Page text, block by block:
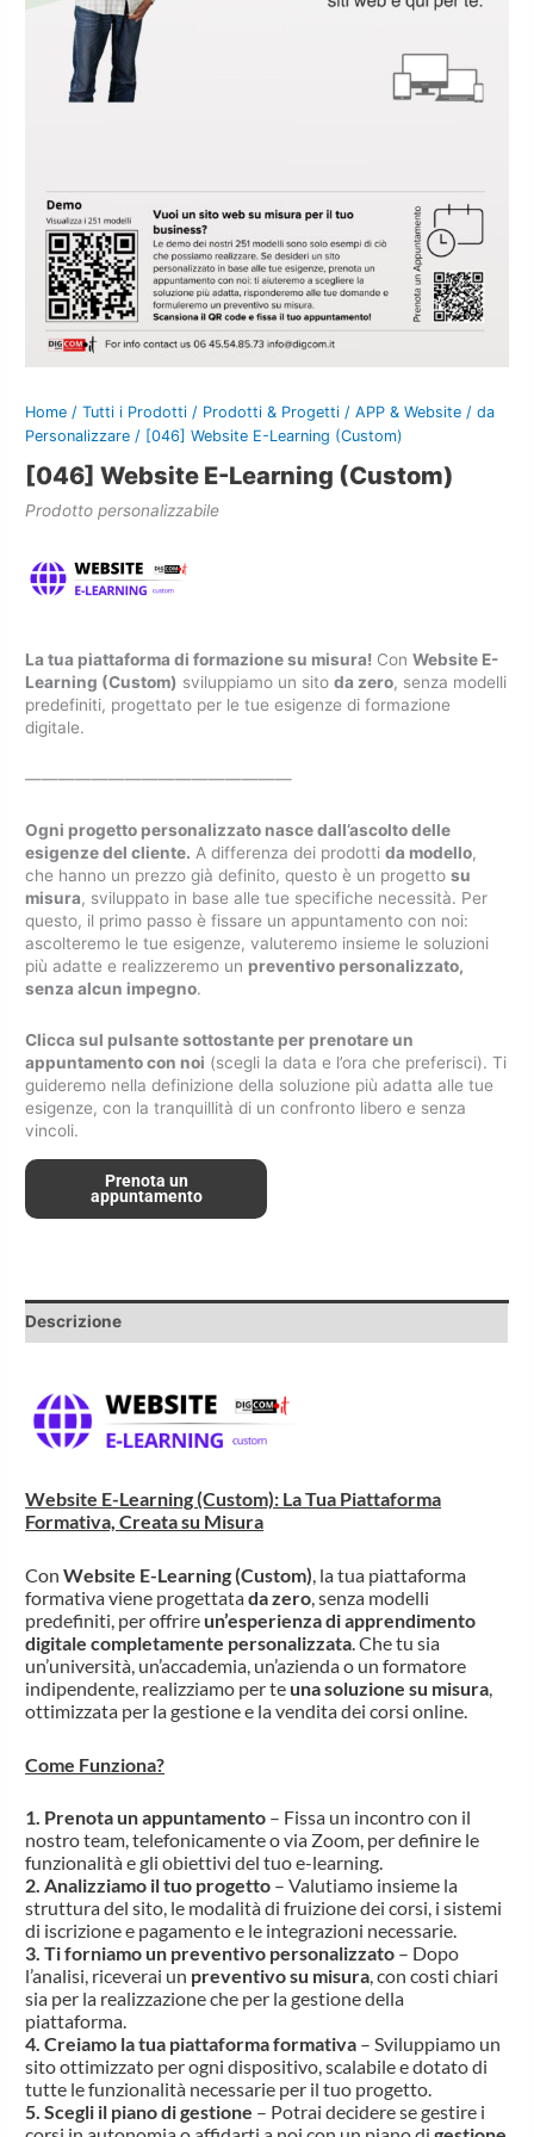
Home /Tutti i Prodotti / Prodotti & Progetti /APP & Website /da
Personalizzare / [046] Website E-Learning (Custom)
[046] Website E-Learning (Custom)
Prodotto personalizzabile
La tua piattaforma di formazione su misura! ConWebsite E-
Learning (Custom) sviluppiamo un sitoda zero, senza modelli
predefiniti, progettato per le tue esigenze di formazione
digitale.
————————————————
Ogni progetto personalizzato nasce dall’ascolto delle
esigenze del cliente. A differenza dei prodottida modello,
che hanno un prezzo già definito, questo è un progettosu
misura, sviluppato in base alle tue specifiche necessità. Per
questo, il primo passo è fissare un appuntamento con noi:
ascolteremo le tue esigenze, valuteremo insieme le soluzioni
più adatte e realizzeremo un preventivo personalizzato,
senza alcun impegno.
Clicca sul pulsante sottostante per prenotare un
appuntamento con noi (scegli la data e l’ora che preferisci). Ti
guideremo nella definizione della soluzione più adatta alle tue
esigenze, con la tranquillità di un confronto libero e senza
vincoli.
Prenota un
appuntamento
Descrizione
Website E-Learning (Custom): La Tua Piattaforma
Formativa, Creata su Misura
ConWebsite E-Learning (Custom), la tua piattaforma
formativa viene progettatada zero, senza modelli
predefiniti, per offrire un’esperienza di apprendimento
digitale completamente personalizzata. Che tu sia
un’università, un’accademia, un’azienda o un formatore
indipendente, realizziamo per te una soluzione su misura,
ottimizzata per la gestione e la vendita dei corsi online.
Come Funziona?
1. Prenota un appuntamento – Fissa un incontro con il
nostro team, telefonicamente o via Zoom, per definire le
funzionalità e gli obiettivi del tuo e-learning.
2. Analizziamo il tuo progetto – Valutiamo insieme la
struttura del sito, le modalità di fruizione dei corsi, i sistemi
di iscrizione e pagamento e le integrazioni necessarie.
3. Ti forniamo un preventivo personalizzato – Dopo
l’analisi, riceverai un preventivo su misura, con costi chiari
sia per la realizzazione che per la gestione della
piattaforma.
4. Creiamo la tua piattaforma formativa – Sviluppiamo un
sito ottimizzato per ogni dispositivo, scalabile e dotato di
tutte le funzionalità necessarie per il tuo progetto.
5. Scegli il piano di gestione – Potrai decidere se gestire i